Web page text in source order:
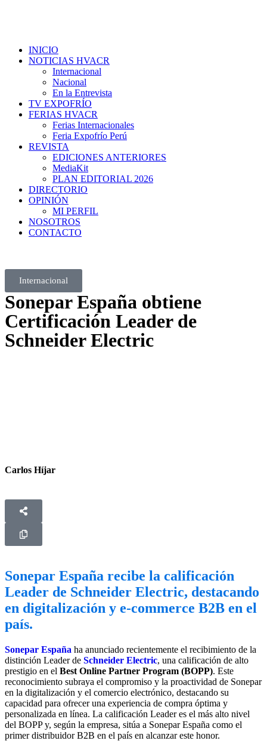
INICIO
NOTICIAS HVACR
Internacional
Nacional
En la Entrevista
TV EXPOFRÍO
FERIAS HVACR
Ferias Internacionales
Feria Expofrío Perú
REVISTA
EDICIONES ANTERIORES
MediaKit
PLAN EDITORIAL 2026
DIRECTORIO
OPINIÓN
MI PERFIL
NOSOTROS
CONTACTO
Internacional
Sonepar España obtiene
Certificación Leader de
Schneider Electric
Carlos Híjar
Sonepar España recibe la calificación
Leader de Schneider Electric, destacando
en digitalización y e-commerce B2B en el
país.
Sonepar España ha anunciado recientemente el recibimiento de la
distinción Leader de Schneider Electric, una calificación de alto
prestigio en el Best Online Partner Program (BOPP). Este
reconocimiento subraya el compromiso y la proactividad de Sonepar
en la digitalización y el comercio electrónico, destacando su
capacidad para ofrecer una experiencia de compra óptima y
personalizada en línea. La calificación Leader es el más alto nivel
del BOPP y, según la empresa, sitúa a Sonepar España como el
primer distribuidor B2B en el país en alcanzar este honor.